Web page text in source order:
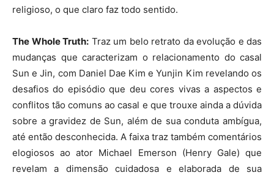
religioso, o que claro faz todo sentido.
The Whole Truth: Traz um belo retrato da evolução e das
mudanças que caracterizam o relacionamento do casal
Sun e Jin, com Daniel Dae Kim e Yunjin Kim revelando os
desafios do episódio que deu cores vivas a aspectos e
conflitos tão comuns ao casal e que trouxe ainda a dúvida
sobre a gravidez de Sun, além de sua conduta ambígua,
até então desconhecida. A faixa traz também comentários
elogiosos ao ator Michael Emerson (Henry Gale) que
revelam a dimensão cuidadosa e elaborada de sua